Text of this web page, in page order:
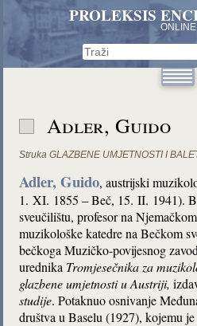
PROLEKSIS
ONLINE
Adler, Guido
Struka GLAZBENE UMJETNOSTI I
Adler, Guido, austrijski
1. XI. 1855 – Beč, 15. II. 1941).
sveučilištu, profesor na
muzikološke katedre na Bečkom
bečkoga Muzičko-povijesnog
urednika Tromjesečnika za
glazbene umjetnosti u Austriji,
studije. Potaknuo osnivanje
društva u Baselu (1927), kojemu